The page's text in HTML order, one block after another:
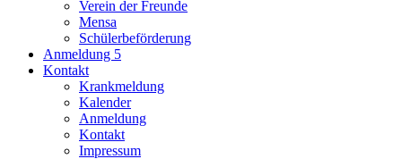
Verein der Freunde
Mensa
Schülerbeförderung
Anmeldung 5
Kontakt
Krankmeldung
Kalender
Anmeldung
Kontakt
Impressum